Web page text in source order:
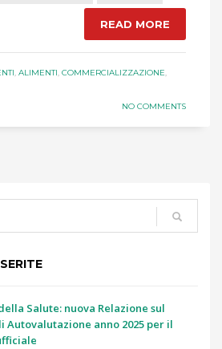
READ MORE
, ALIMENTI, COMMERCIALIZZAZIONE,
NO COMMENTS
Salute: nuova Relazione sul
Autovalutazione anno 2025 per il